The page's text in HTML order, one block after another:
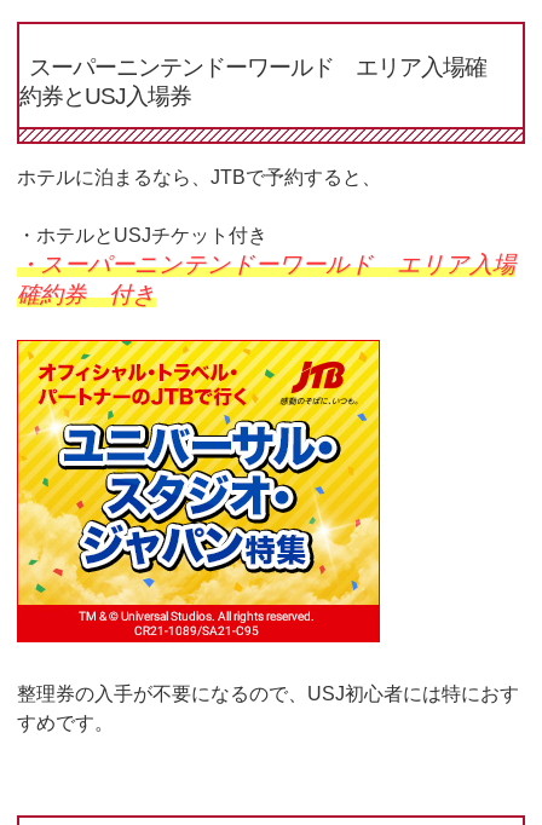
スーパーニンテンドーワールド エリア入場確
約券とUSJ入場券
ホテルに泊まるなら、JTBで予約すると、
・ホテルとUSJチケット付き
・スーパーニンテンドーワールド エリア入場
確約券 付き
整理券の入手が不要になるので、USJ初心者には特におす
すめです。